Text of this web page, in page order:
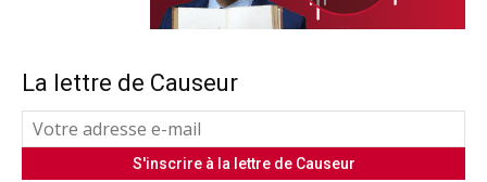
La lettre de Causeur